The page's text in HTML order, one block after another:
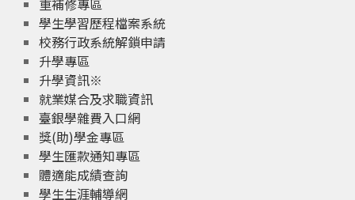
重補修專區
學生學習歷程檔案系統
校務行政系統解鎖申請
升學專區
升學資訊※
就業媒合及求職資訊
臺銀學雜費入口網
獎(助)學金專區
學生匯款通知專區
體適能成績查詢
學生生涯輔導網